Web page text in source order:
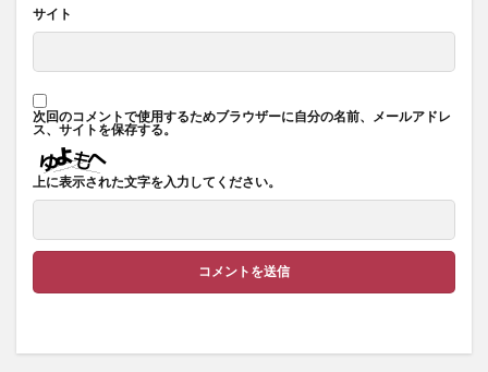
サイト
次回のコメントで使用するためブラウザーに自分の名前、メールアドレ
ス、サイトを保存する。
上に表示された文字を入力してください。